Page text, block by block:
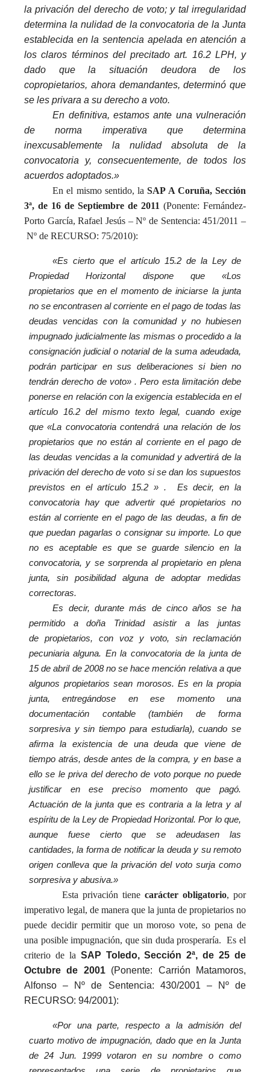
la privación del derecho de voto; y tal irregularidad
determina la nulidad de la convocatoria de la Junta
establecida en la sentencia apelada en atención a
los claros términos del precitado art. 16.2 LPH, y
dado que la situación deudora de los
copropietarios, ahora demandantes, determinó que
se les privara a su derecho a voto.
En definitiva, estamos ante una vulneración
de norma
imperativa
que determina
inexcusablemente la nulidad absoluta de la
convocatoria y, consecuentemente, de todos los
acuerdos adoptados.»
En el mismo sentido, laSAP A Coruña, Sección
3ª, de 16 de Septiembre de 2011 (Ponente: Fernández-
Porto García, Rafael Jesús – Nº de Sentencia: 451/2011 –
Nº de RECURSO: 75/2010):
«Es cierto que el artículo 15.2 de la Ley de
Propiedad
Horizontal dispone que
«Los
propietarios que en el momento de iniciarse la junta
no se encontrasen al corriente en el pago de todas las
deudas vencidas con la comunidad y no hubiesen
impugnado judicialmente las mismas o procedido a la
consignación judicial o notarial de la suma adeudada,
podrán participar en sus deliberaciones si bien no
tendrán derecho de voto» . Pero esta limitación debe
ponerse en relación con la exigencia establecida en el
artículo 16.2 del mismo texto legal, cuando exige
que «La convocatoria contendrá una relación de los
propietarios que no están al corriente en el pago de
las deudas vencidas a la comunidad y advertirá de la
privación del derecho de voto si se dan los supuestos
previstos en el artículo 15.2 » . Es decir, en la
convocatoria hay que advertir qué propietarios
no
están al corriente en el pago de las deudas, a fin de
que puedan pagarlas o consignar su importe. Lo que
no es aceptable es que se guarde silencio en la
convocatoria, y se sorprenda al propietario en plena
junta, sin posibilidad alguna de adoptar medidas
correctoras.
Es decir, durante más de cinco años se ha
permitido a doña Trinidad asistir a las juntas
de
propietarios, con voz y voto, sin reclamación
pecuniaria alguna. En la convocatoria de la junta de
15 de abril de 2008 no se hace mención relativa a que
algunos propietarios sean morosos. Es en la propia
junta, entregándose en ese momento una
documentación contable (también de forma
sorpresiva y sin tiempo para estudiarla), cuando se
afirma la existencia de una deuda que viene de
tiempo atrás, desde antes de la compra, y en base a
ello se le priva del derecho de voto porque no puede
justificar en ese preciso momento que pagó.
Actuación de la junta que es contraria a la letra y al
espíritu de la Ley de Propiedad Horizontal. Por lo que,
aunque fuese cierto que se adeudasen las
cantidades, la forma de notificar la deuda y su remoto
origen conlleva que la privación del voto surja como
sorpresiva y abusiva.»
Esta privación tiene carácter obligatorio, por
imperativo legal, de manera que la junta de propietarios no
puede decidir permitir que un moroso vote, so pena de
una posible impugnación, que sin duda prosperaría. Es el
criterio de la SAP Toledo, Sección 2ª, de 25 de
Octubre de 2001 (Ponente: Carrión Matamoros,
Alfonso –
Nº de Sentencia: 430/2001 –
Nº de
RECURSO: 94/2001):
«Por una parte, respecto a la admisión del
cuarto motivo de impugnación, dado que en la Junta
de 24 Jun. 1999 votaron en su nombre o como